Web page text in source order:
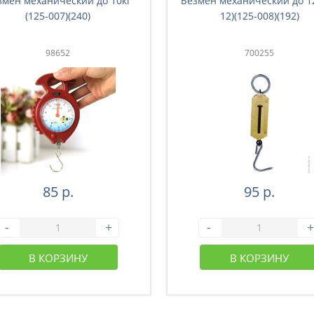
(125-007)(240)
98652
85 р.
- +
В КОРЗИНУ
12)(125-008)(192)
700255
95 р.
- +
В КОРЗИНУ